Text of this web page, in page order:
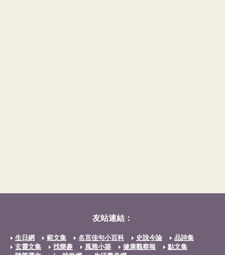
友站連結：
生日網 範文集 名言佳句小百科 史說今論
品詩集
玄靈文集
找樂趣 風雅小築 健康觀察報
點文集